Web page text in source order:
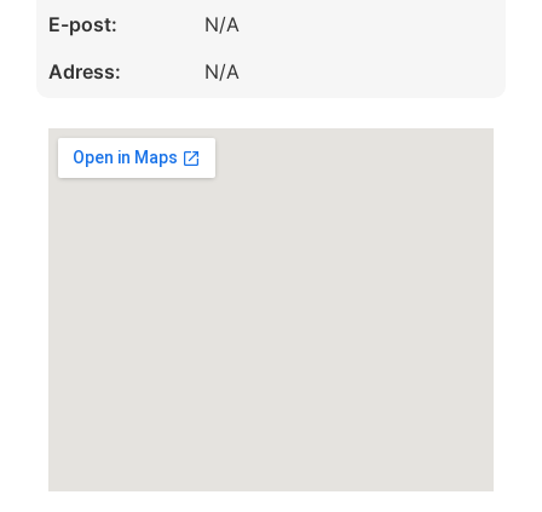
E-post:
Adress:
N/A
N/A